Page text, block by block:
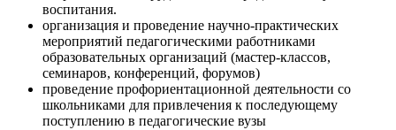
воспитания.
организация и проведение научно-практических
мероприятий педагогическими работниками
образовательных организаций (мастер-классов,
семинаров, конференций, форумов)
проведение профориентационной деятельности со
школьниками для привлечения к последующему
поступлению в педагогические вузы